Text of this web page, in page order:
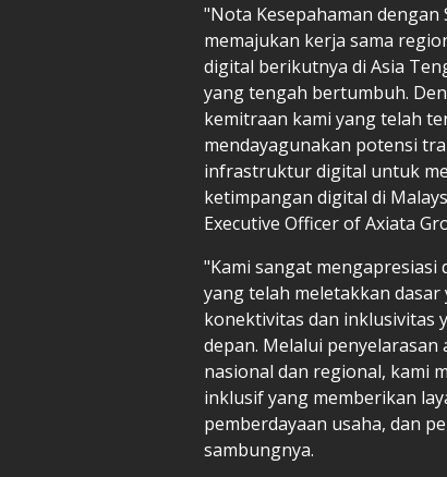
"Nota Kesepahaman
memajukan kerja sama
digital berikutnya di Asia
yang tengah bertumbuh.
kemitraan kami yang telah
mendayagunakan potensi
infrastruktur digital untuk
ketimpangan digital di
Executive Officer of Axiata
"Kami sangat
yang telah meletakkan
konektivitas dan inklusivitas
depan. Melalui
nasional dan regional, kami
inklusif yang memberikan
pemberdayaan usaha, dan
sambungnya.